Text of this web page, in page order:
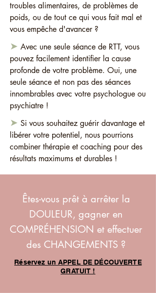
troubles alimentaires, de problèmes de
poids, ou de tout ce qui vous fait mal et
vous empêche d'avancer ?
➤ Avec une seule séance de RTT, vous
pouvez facilement identifier la cause
profonde de votre problème. Oui, une
seule séance et non pas des séances
innombrables avec votre psychologue ou
psychiatre !
➤ Si vous souhaitez guérir davantage et
libérer votre potentiel, nous pourrions
combiner thérapie et coaching pour des
résultats maximums et durables !
Êtes-vous prêt à arrêter la
DOULEUR, gagner en
COMPRÉHENSION et effectuer
des CHANGEMENTS ?
Réservez un APPEL DE DÉCOUVERTE
GRATUIT !